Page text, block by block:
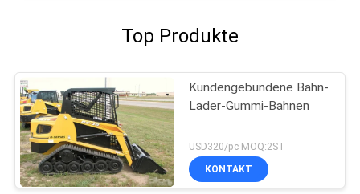
Top Produkte
Kundengebundene Bahn-
Lader-Gummi-Bahnen
USD320/pc MOQ:2ST
KONTAKT